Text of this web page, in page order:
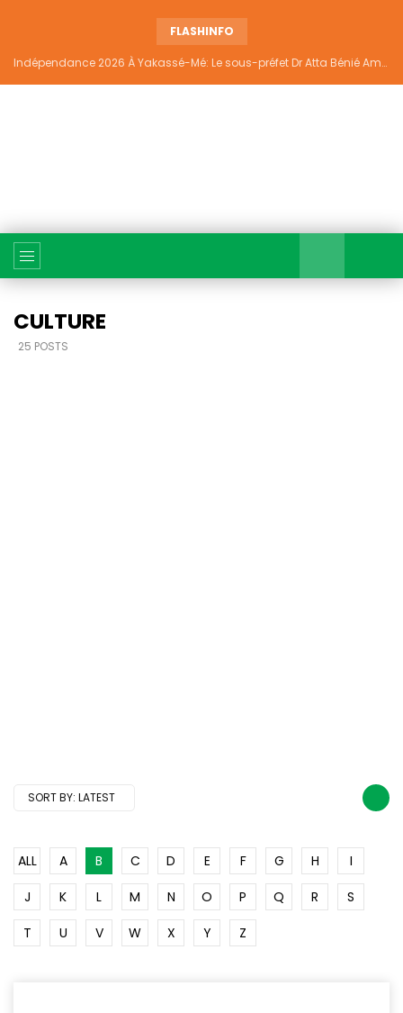
FLASHINFO
Indépendance 2026 À Yakassé-Mé: Le sous-préfet Dr Atta Bénié Amédé appelle à l’unité, à la sécurité et au développement
CULTURE
25 POSTS
SORT BY: LATEST
ALL A B C D E F G H
I
J
K L M N O P Q R
S
T
U V W X Y Z